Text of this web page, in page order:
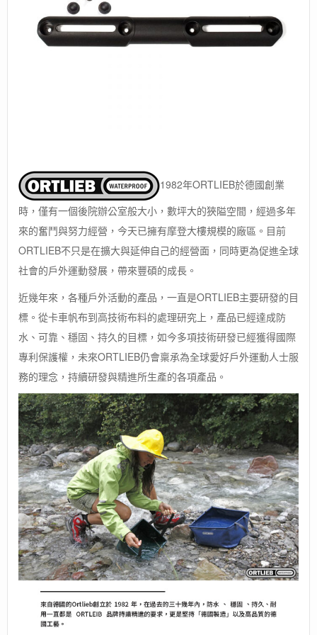
1982年ORTLIEB於德國創業
時，僅有一個後院辦公室般大小，數坪大的狹隘空間，經過多年
來的奮鬥與努力經營，今天已擁有摩登大樓規模的廠區。目前
ORTLIEB不只是在擴大與延伸自己的經營面，同時更為促進全球
社會的戶外運動發展，帶來豐碩的成長。
近幾年來，各種戶外活動的產品，一直是ORTLIEB主要研發的目
標。從卡車帆布到高技術布料的處理研究上，產品已經達成防
水、可靠、穩固、持久的目標，如今多項技術研發已經獲得國際
專利保護權，未來ORTLIEB仍會稟承為全球愛好戶外運動人士服
務的理念，持續研發與精進所生產的各項產品。